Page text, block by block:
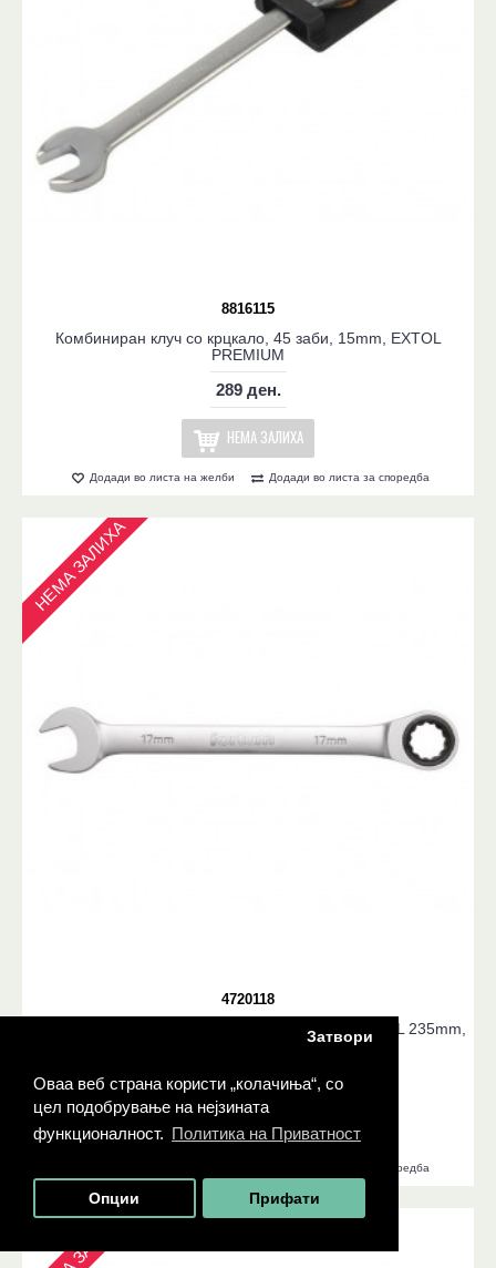
Оваа веб страна користи „колачиња“, со
цел подобрување на нејзината
функционалност. Политика на Приватност
Затвори
Опции Прифати
8816115
Комбиниран клуч со крцкало, 45 заби, 15mm, EXTOL
PREMIUM
289 ден.
НЕМА ЗАЛИХА
Додади во листа на желби Додади во листа за споредба
4720118
НЕМА ЗАЛИХА
Клуч вилушкаст/окаст со крцкало, 72 заби, 18mm, L 235mm,
858 ден.
НЕМА ЗАЛИХА
Додади во листа за споредба